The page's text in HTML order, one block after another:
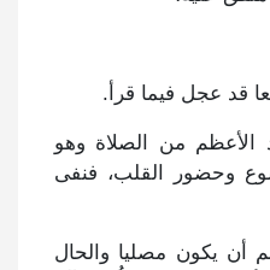
قد عجل فيما قرأ.
الأعظم من الصلاة وهو
وحضور القلب، فنفى
أن يكون مصليا والحال